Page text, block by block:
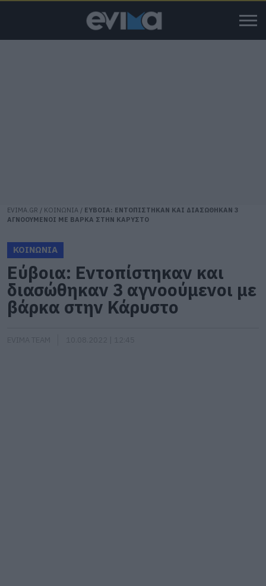
EVIMA.GR / ΚΟΙΝΩΝΙΑ / ΕΥΒΟΙΑ: ΕΝΤΟΠΙΣΤΗΚΑΝ ΚΑΙ ΔΙΑΣΩΘΗΚΑΝ 3
ΑΓΝΟΟΥΜΕΝΟΙ ΜΕ ΒΑΡΚΑ ΣΤΗΝ ΚΑΡΥΣΤΟ
ΚΟΙΝΩΝΙΑ
Εύβοια: Εντοπίστηκαν και
διασώθηκαν 3 αγνοούμενοι με
βάρκα στην Κάρυστο